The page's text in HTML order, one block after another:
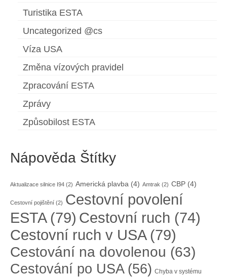
Turistika ESTA
Uncategorized @cs
Víza USA
Změna vízových pravidel
Zpracování ESTA
Zprávy
Způsobilost ESTA
Nápověda Štítky
Aktualizace silnice I94 (2) Americká plavba (4) Amtrak (2) CBP (4)
Cestovní pojištění (2) Cestovní povolení
ESTA(79) Cestovní ruch (74)
Cestovní ruch v USA(79)
Cestování na dovolenou (63)
Cestování po USA(56) Chyba v systému